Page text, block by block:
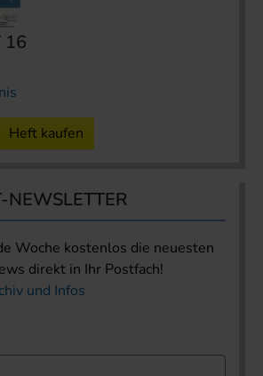
16
Heft kaufen
NEWSLETTER
Woche kostenlos die neuesten
direkt in Ihr Postfach!
und Infos